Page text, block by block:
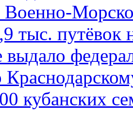
тыс. путёвок
выдало
кубанских